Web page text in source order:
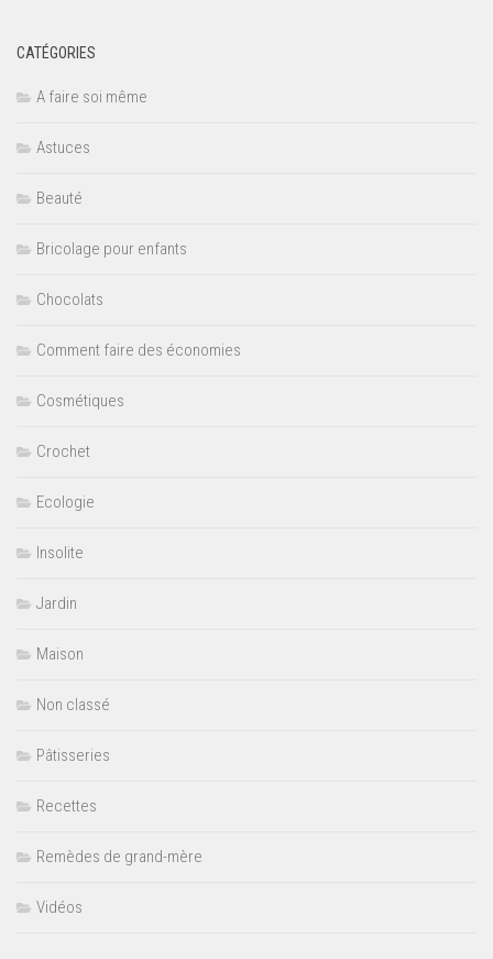
CATÉGORIES
A faire soi même
Astuces
Beauté
Bricolage pour enfants
Chocolats
Comment faire des économies
Cosmétiques
Crochet
Ecologie
Insolite
Jardin
Maison
Non classé
Pâtisseries
Recettes
Remèdes de grand-mère
Vidéos